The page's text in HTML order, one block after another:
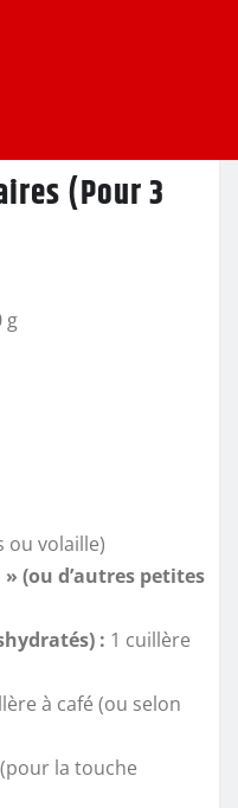
(Pour 3
g
ou volaille)
» (ou d’autres petites
: 1 cuillère
à café (ou selon
la touche